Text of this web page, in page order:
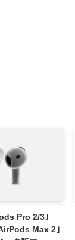
Pro 2/3｣
Max 2｣